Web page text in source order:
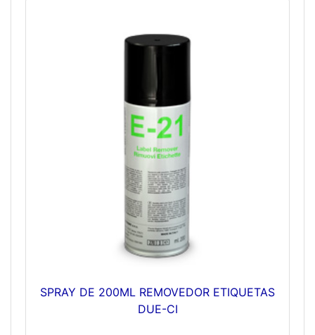
SPRAY DE 200ML REMOVEDOR ETIQUETAS
DUE-CI